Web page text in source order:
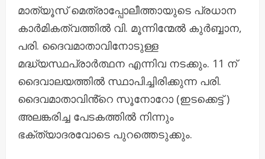
മാത്യൂസ് മെത്രാപ്പോലീത്തായുടെ പ്രധാന
കാർമികത്വത്തിൽ വി. മൂന്നിന്മേൽ കുർബ്ബാന,
പരി. ദൈവമാതാവിനോടുള്ള
മദ്ധ്യസ്ഥപ്രാർത്ഥന എന്നിവ നടക്കും. 11 ന്
ദൈവാലയത്തിൽ സ്ഥാപിച്ചിരിക്കുന്ന പരി.
ദൈവമാതാവിൻ്റെ സൂനോറോ (ഇടക്കെട്ട് )
അലങ്കരിച്ച പേടകത്തിൽ നിന്നും
ഭക്ത്യാദരവോടെ പുറത്തെടുക്കും.